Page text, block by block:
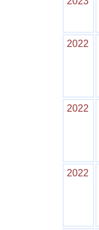
2022
2022
2022